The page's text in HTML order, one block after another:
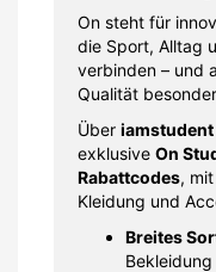
On steht für
die Sport, Alltag
verbinden – und
Qualität
Über iamstudent
exklusive On
Rabattcodes,
Kleidung und
Breites